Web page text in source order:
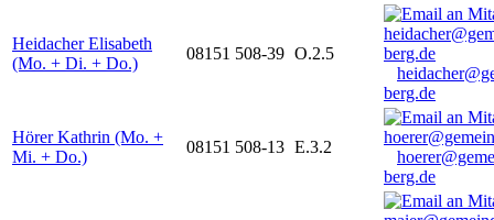
Heidacher Elisabeth
(Mo. + Di. + Do.)
08151 508-39 O.2.5
berg.de
Hörer Kathrin (Mo. +
Mi. + Do.)
08151 508-13 E.3.2
berg.de